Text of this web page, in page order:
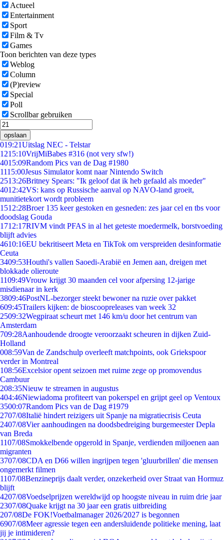
Actueel
Entertainment
Sport
Film & Tv
Games
Toon berichten van deze types
Weblog
Column
(P)review
Special
Poll
Scrollbar gebruiken
opslaan
019:21Uitslag NEC - Telstar
1215:10VrijMiBabes #316 (not very sfw!)
4015:09Random Pics van de Dag #1980
1115:00Jesus Simulator komt naar Nintendo Switch
2513:26Britney Spears: "Ik geloof dat ik heb gefaald als moeder"
4012:42VS: kans op Russische aanval op NAVO-land groeit,
munitietekort wordt probleem
1512:28Broer 135 keer gestoken en gesneden: zes jaar cel en tbs voor
doodslag Gouda
1712:17RIVM vindt PFAS in al het geteste moedermelk, borstvoeding
blijft advies
4610:16EU bekritiseert Meta en TikTok om verspreiden desinformatie
Ceuta
3409:53Houthi's vallen Saoedi-Arabië en Jemen aan, dreigen met
blokkade olieroute
1109:49Vrouw krijgt 30 maanden cel voor afpersing 12-jarige
misdienaar in kerk
3809:46PostNL-bezorger steekt bewoner na ruzie over pakket
609:45Trailers kijken: de bioscoopreleases van week 32
2509:32Wegpiraat scheurt met 146 km/u door het centrum van
Amsterdam
709:28Aanhoudende droogte veroorzaakt scheuren in dijken Zuid-
Holland
008:59Van de Zandschulp overleeft matchpoints, ook Griekspoor
verder in Montreal
108:56Excelsior opent seizoen met ruime zege op promovendus
Cambuur
208:35Nieuw te streamen in augustus
404:46Niewiadoma profiteert van pokerspel en grijpt geel op Ventoux
3500:07Random Pics van de Dag #1979
2707/08Italië hindert reizigers uit Spanje na migratiecrisis Ceuta
2407/08Vier aanhoudingen na doodsbedreiging burgemeester Depla
van Breda
1107/08Smokkelbende opgerold in Spanje, verdienden miljoenen aan
migranten
3707/08CDA en D66 willen ingrijpen tegen 'gluurbrillen' die mensen
ongemerkt filmen
1107/08Benzineprijs daalt verder, onzekerheid over Straat van Hormuz
blijft
4207/08Voedselprijzen wereldwijd op hoogste niveau in ruim drie jaar
2307/08Quake krijgt na 30 jaar een gratis uitbreiding
207/08De FOK!Voetbalmanager 2026/2027 is begonnen
6907/08Meer agressie tegen een andersluidende politieke mening, laat
jij je intimideren?